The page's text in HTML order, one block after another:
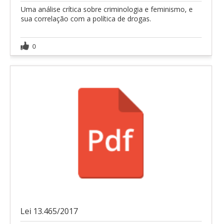
Uma análise crítica sobre criminologia e feminismo, e
sua correlação com a política de drogas.
0
Lei 13.465/2017